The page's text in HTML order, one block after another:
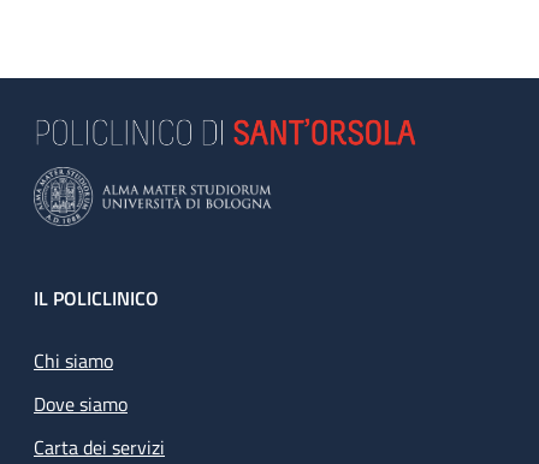
Footer
IL POLICLINICO
Chi siamo
Dove siamo
Carta dei servizi